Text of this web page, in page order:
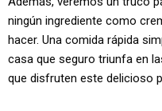
ningún ingrediente como
hacer. Una comida rápida
casa que seguro triunfa en
que disfruten este delicioso